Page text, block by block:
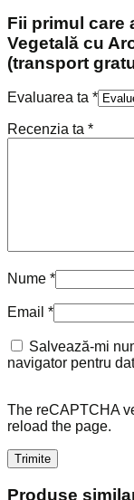
Fii primul care
Vegetală cu
(transport
Evaluarea ta *
Recenzia ta *
Nume *
Email *
Salvează-mi
navigator pentru
The reCAPTCHA
reload the page.
Produse